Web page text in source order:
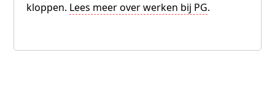
kloppen. Lees meer over werken bij PG.